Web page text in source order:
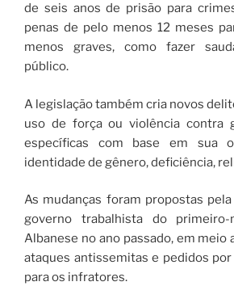
de seis anos de prisão para
penas de pelo menos 12 meses
menos graves, como fazer
público.
A legislação também cria novos
uso de força ou violência contra
específicas com base em sua
identidade de gênero, deficiência,
As mudanças foram propostas
governo trabalhista do primeiro-
Albanese no ano passado, em meio
ataques antissemitas e pedidos
para os infratores.